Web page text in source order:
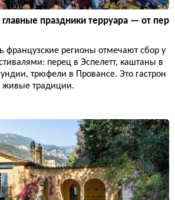
праздники терруара — от пер
французские регионы отмечают сбор у
перец в Эспелетт, каштаны в
трюфели в Провансе. Это гастрон
живые традиции.